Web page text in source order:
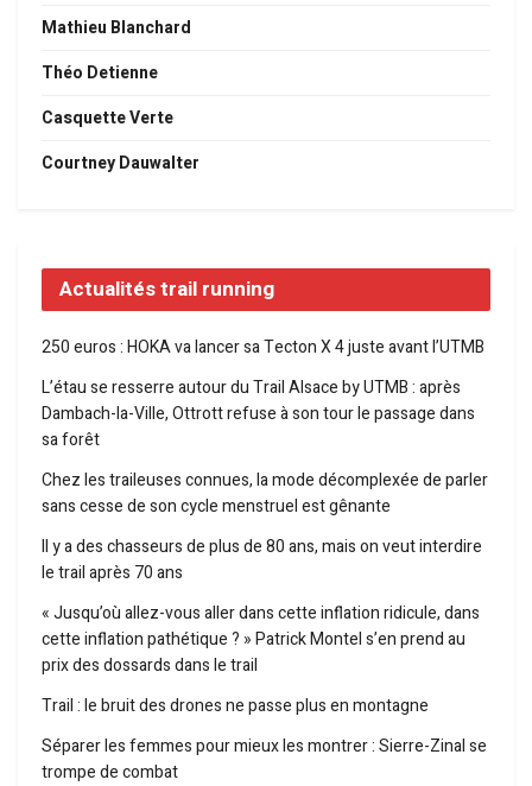
Mathieu Blanchard
Théo Detienne
Casquette Verte
Courtney Dauwalter
Actualités trail running
250 euros : HOKA va lancer sa Tecton X 4 juste avant l’UTMB
L’étau se resserre autour du Trail Alsace by UTMB : après
Dambach-la-Ville, Ottrott refuse à son tour le passage dans
sa forêt
Chez les traileuses connues, la mode décomplexée de parler
sans cesse de son cycle menstruel est gênante
Il y a des chasseurs de plus de 80 ans, mais on veut interdire
le trail après 70 ans
« Jusqu’où allez-vous aller dans cette inflation ridicule, dans
cette inflation pathétique ? » Patrick Montel s’en prend au
prix des dossards dans le trail
Trail : le bruit des drones ne passe plus en montagne
Séparer les femmes pour mieux les montrer : Sierre-Zinal se
trompe de combat